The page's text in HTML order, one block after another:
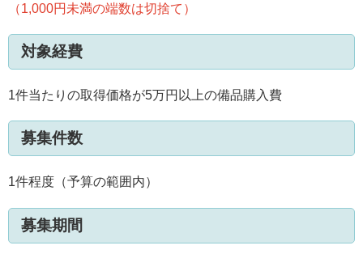
（1,000円未満の端数は切捨て）
対象経費
1件当たりの取得価格が5万円以上の備品購入費
募集件数
1件程度（予算の範囲内）
募集期間